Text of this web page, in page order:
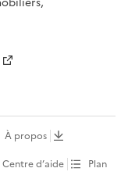
À propos
Centre d’aide
Plan